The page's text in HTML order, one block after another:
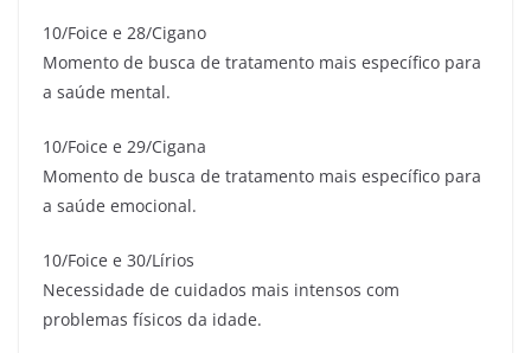
10/Foice e 28/Cigano
Momento de busca de tratamento mais específico para
a saúde mental.
10/Foice e 29/Cigana
Momento de busca de tratamento mais específico para
a saúde emocional.
10/Foice e 30/Lírios
Necessidade de cuidados mais intensos com
problemas físicos da idade.